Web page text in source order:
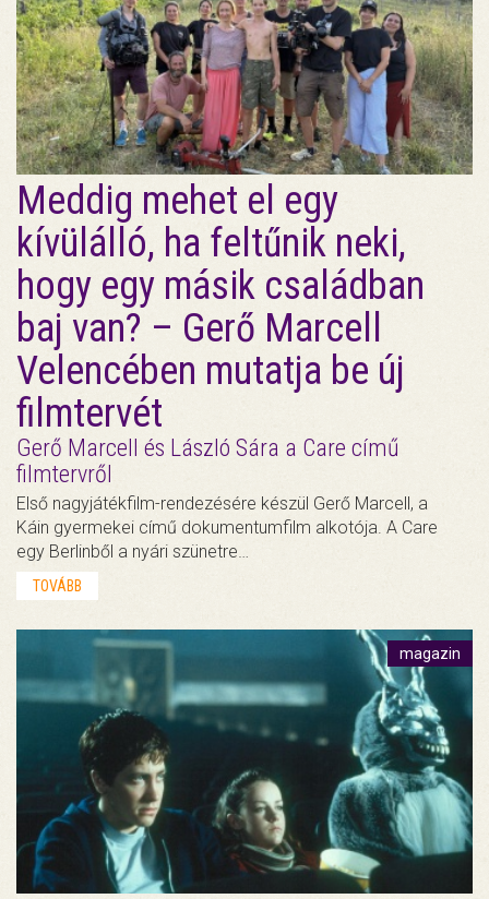
Meddig mehet el egy
kívülálló, ha feltűnik neki,
hogy egy másik családban
baj van? – Gerő Marcell
Velencében mutatja be új
filmtervét
Gerő Marcell és László Sára a Care című
filmtervről
Első nagyjátékfilm-rendezésére készül Gerő Marcell, a
Káin gyermekei című dokumentumfilm alkotója. A Care
egy Berlinből a nyári szünetre…
TOVÁBB
magazin